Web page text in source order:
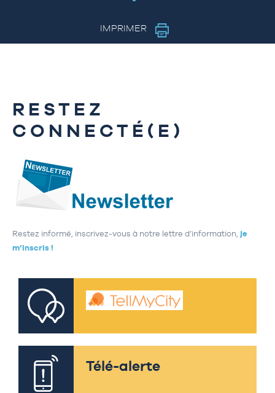
IMPRIMER
RESTEZ
CONNECTÉ(E)
Restez informé, inscrivez-vous à notre lettre d’information, je
m’inscris !
Télé-alerte